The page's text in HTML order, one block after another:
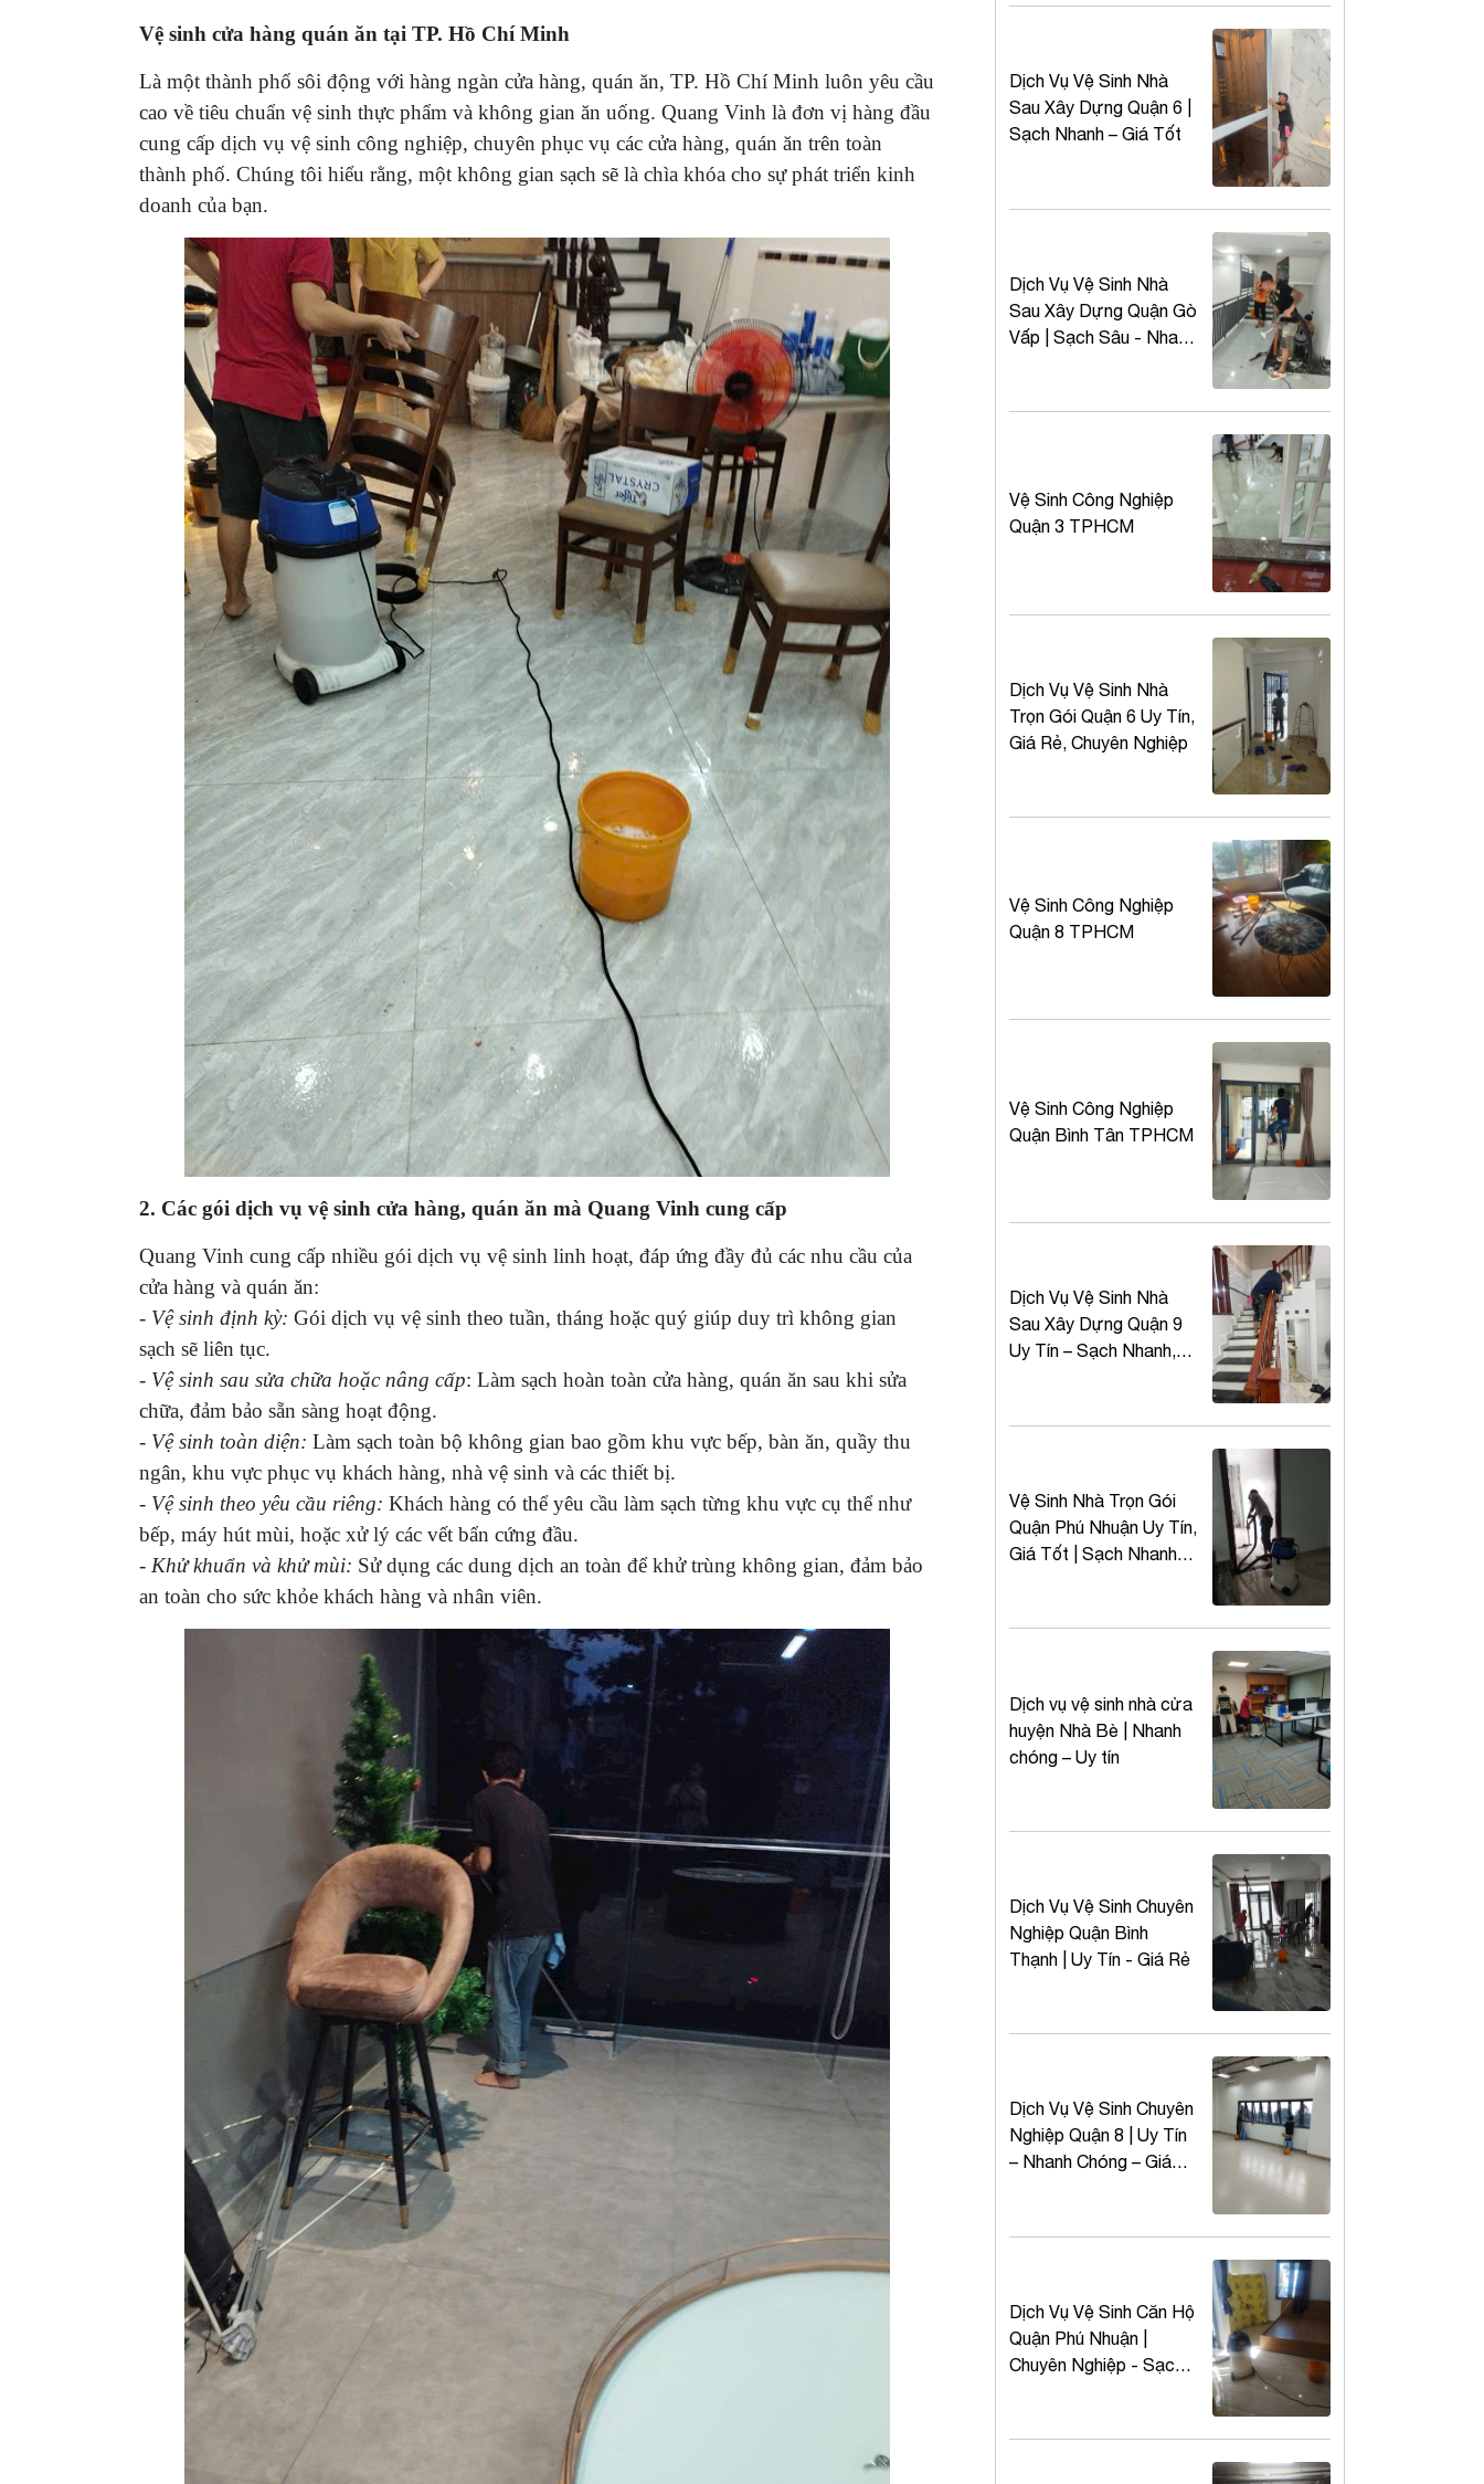
Vệ sinh cửa hàng quán ăn tại TP. Hồ Chí Minh
Là một thành phố sôi động với hàng ngàn cửa hàng, quán ăn, TP. Hồ Chí Minh luôn yêu cầu
cao về tiêu chuẩn vệ sinh thực phẩm và không gian ăn uống. Quang Vinh là đơn vị hàng đầu
cung cấp dịch vụ vệ sinh công nghiệp, chuyên phục vụ các cửa hàng, quán ăn trên toàn
thành phố. Chúng tôi hiểu rằng, một không gian sạch sẽ là chìa khóa cho sự phát triển kinh
doanh của bạn.
2. Các gói dịch vụ vệ sinh cửa hàng, quán ăn mà Quang Vinh cung cấp
Quang Vinh cung cấp nhiều gói dịch vụ vệ sinh linh hoạt, đáp ứng đầy đủ các nhu cầu của
cửa hàng và quán ăn:
- Vệ sinh định kỳ: Gói dịch vụ vệ sinh theo tuần, tháng hoặc quý giúp duy trì không gian
sạch sẽ liên tục.
- Vệ sinh sau sửa chữa hoặc nâng cấp: Làm sạch hoàn toàn cửa hàng, quán ăn sau khi sửa
chữa, đảm bảo sẵn sàng hoạt động.
- Vệ sinh toàn diện: Làm sạch toàn bộ không gian bao gồm khu vực bếp, bàn ăn, quầy thu
ngân, khu vực phục vụ khách hàng, nhà vệ sinh và các thiết bị.
- Vệ sinh theo yêu cầu riêng: Khách hàng có thể yêu cầu làm sạch từng khu vực cụ thể như
bếp, máy hút mùi, hoặc xử lý các vết bẩn cứng đầu.
- Khử khuẩn và khử mùi: Sử dụng các dung dịch an toàn để khử trùng không gian, đảm bảo
an toàn cho sức khỏe khách hàng và nhân viên.
Dịch Vụ Vệ Sinh Nhà
Sau Xây Dựng Quận 6 |
Sạch Nhanh – Giá Tốt
Dịch Vụ Vệ Sinh Nhà
Sau Xây Dựng Quận Gò
Vấp | Sạch Sâu - Nhanh
Vệ Sinh Công Nghiệp
Quận 3 TPHCM
Dịch Vụ Vệ Sinh Nhà
Trọn Gói Quận 6 Uy Tín,
Giá Rẻ, Chuyên Nghiệp
Vệ Sinh Công Nghiệp
Quận 8 TPHCM
Vệ Sinh Công Nghiệp
Quận Bình Tân TPHCM
Dịch Vụ Vệ Sinh Nhà
Sau Xây Dựng Quận 9
Uy Tín – Sạch Nhanh,
Vệ Sinh Nhà Trọn Gói
Quận Phú Nhuận Uy Tín,
Giá Tốt | Sạch Nhanh
Dịch vụ vệ sinh nhà cửa
huyện Nhà Bè | Nhanh
chóng – Uy tín
Dịch Vụ Vệ Sinh Chuyên
Nghiệp Quận Bình
Thạnh | Uy Tín - Giá Rẻ
Dịch Vụ Vệ Sinh Chuyên
Nghiệp Quận 8 | Uy Tín
– Nhanh Chóng – Giá
Dịch Vụ Vệ Sinh Căn Hộ
Quận Phú Nhuận |
Chuyên Nghiệp - Sạch